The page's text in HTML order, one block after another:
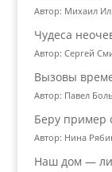
Автор: Михаил
Чудеса
Автор: Сергей
Вызовы
Автор: Павел
Беру пример
Автор: Нина
Наш дом —